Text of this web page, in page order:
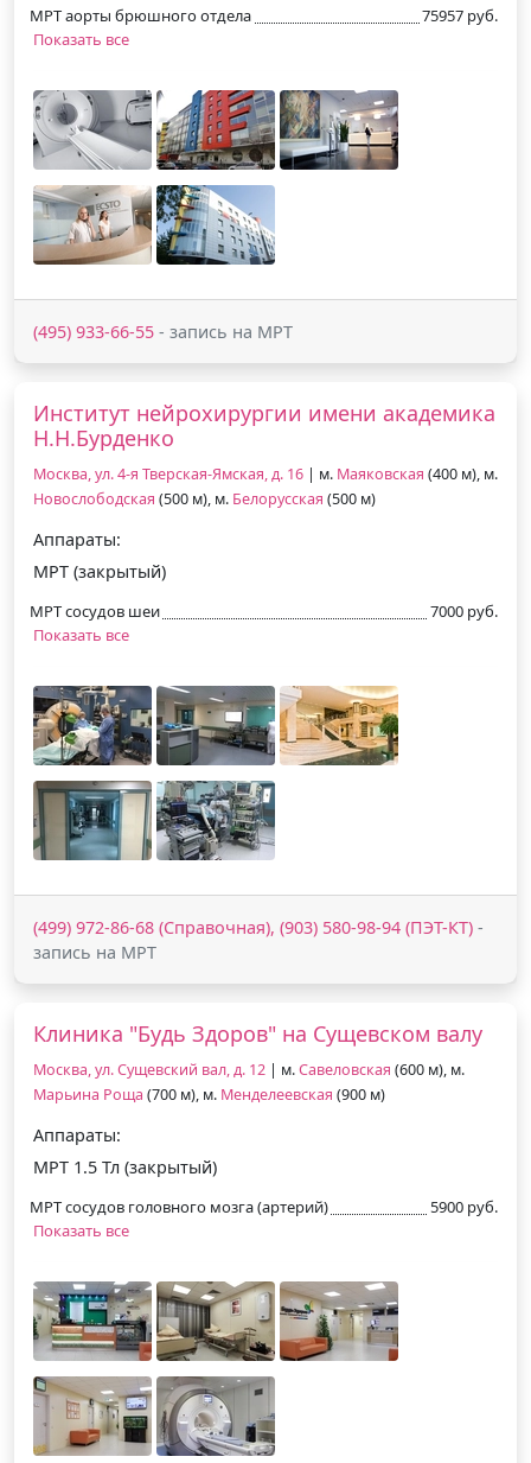
МРТ аорты брюшного отдела
75957 руб.
Показать все
(495) 933-66-55 - запись на МРТ
Институт нейрохирургии имени академика
Н.Н.Бурденко
Москва, ул. 4-я Тверская-Ямская, д. 16 | м. Маяковская (400 м), м.
Новослободская (500 м), м. Белорусская (500 м)
Аппараты:
МРТ (закрытый)
МРТ сосудов шеи
7000 руб.
Показать все
(499) 972-86-68 (Справочная), (903) 580-98-94 (ПЭТ-КТ) -
запись на МРТ
Клиника "Будь Здоров" на Сущевском валу
Москва, ул. Сущевский вал, д. 12 | м.Савеловская (600 м), м.
Марьина Роща (700 м), м. Менделеевская (900 м)
Аппараты:
МРТ 1.5 Тл (закрытый)
МРТ сосудов головного мозга (артерий)
5900 руб.
Показать все